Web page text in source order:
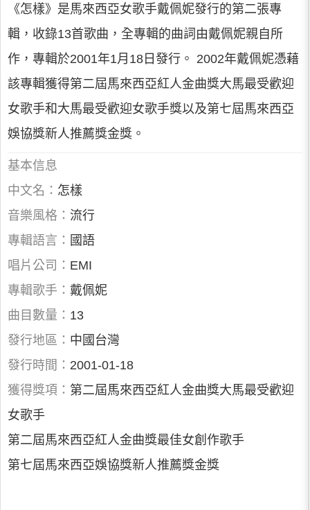
《怎樣》是馬來西亞女歌手戴佩妮發行的第二張專
輯，收錄13首歌曲，全專輯的曲詞由戴佩妮親自所
作，專輯於2001年1月18日發行。 2002年戴佩妮憑藉
該專輯獲得第二屆馬來西亞紅人金曲獎大馬最受歡迎
女歌手和大馬最受歡迎女歌手獎以及第七屆馬來西亞
娛協獎新人推薦獎金獎。
基本信息
中文名： 怎樣
音樂風格： 流行
專輯語言： 國語
唱片公司： EMI
專輯歌手： 戴佩妮
曲目數量： 13
發行地區： 中國台灣
發行時間： 2001-01-18
獲得獎項： 第二屆馬來西亞紅人金曲獎大馬最受歡迎
女歌手
第二屆馬來西亞紅人金曲獎最佳女創作歌手
第七屆馬來西亞娛協獎新人推薦獎金獎